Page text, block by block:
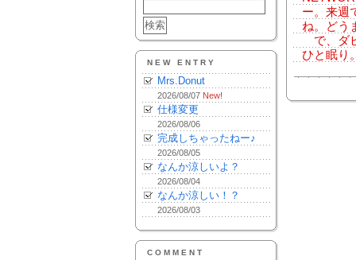
NEW ENTRY
Mrs.Donut
2026/08/07 New!
仕様変更
2026/08/06
完成しちゃったねー♪
2026/08/05
なんか涼しいよ？
2026/08/04
なんか涼しい！？
2026/08/03
COMMENT
ー。来週
ね。どう
で、ダ
ひと眠り